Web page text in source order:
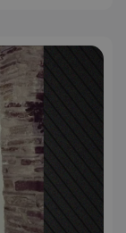
/Πεδίο